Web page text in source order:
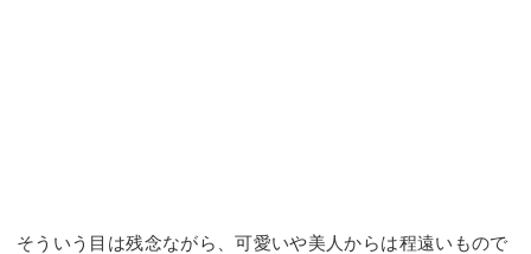
そういう目は残念ながら、可愛いや美人からは程遠いもので